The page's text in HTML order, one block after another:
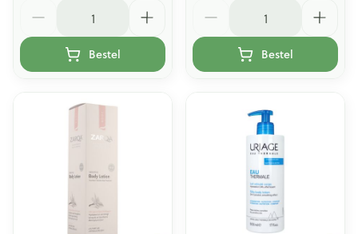
Bestel Bestel